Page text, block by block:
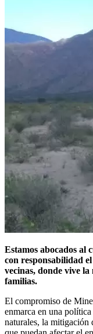
Estamos abocados al
con responsabilidad
vecinas, donde vive la
familias.
El compromiso de
enmarca en una
naturales, la mitigación